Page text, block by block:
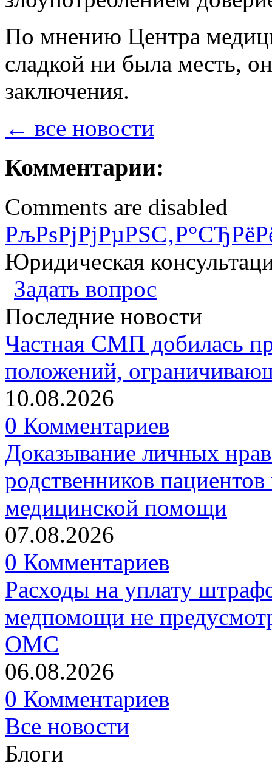
По мнению Центра
сладкой ни была месть,
заключения.
← все новости
Комментарии:
Comments are disabled
Юридическая
Задать вопрос
Последние новости
Частная СМП добилась
положений,
10.08.2026
0 Комментариев
Доказывание личных
родственников
медицинской помощи
07.08.2026
0 Комментариев
Расходы на уплату
медпомощи не
ОМС
06.08.2026
0 Комментариев
Все новости
Блоги